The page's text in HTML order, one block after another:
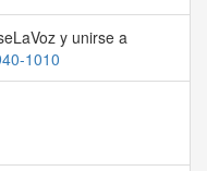
y unirse a
1010